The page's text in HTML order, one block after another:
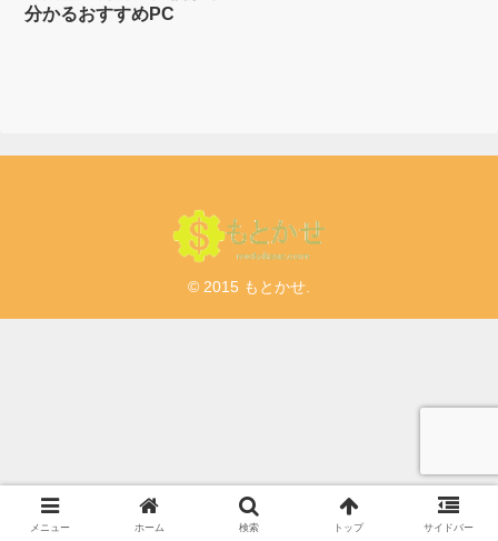
分かるおすすめPC
© 2015 もとかせ.
メニュー ホーム 検索 トップ サイドバー